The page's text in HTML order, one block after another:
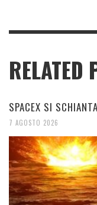
RELATED
SPACEX SI
7 AGOSTO 2026